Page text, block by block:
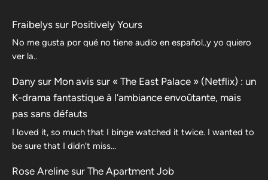
Fraibelys sur Positively Yours
No me gusta por qué no tiene audio en español..y yo quiero
ver la..
Dany sur Mon avis sur « The East Palace » (Netflix) : un
K-drama fantastique à l’ambiance envoûtante, mais
pas sans défauts
I loved it, so much that I binge watched it twice. I wanted to
be sure that I didn’t miss…
Rose Areline sur The Apartment Job